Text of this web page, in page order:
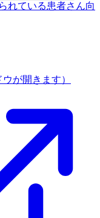
れている患者さん向
ウが開きます）